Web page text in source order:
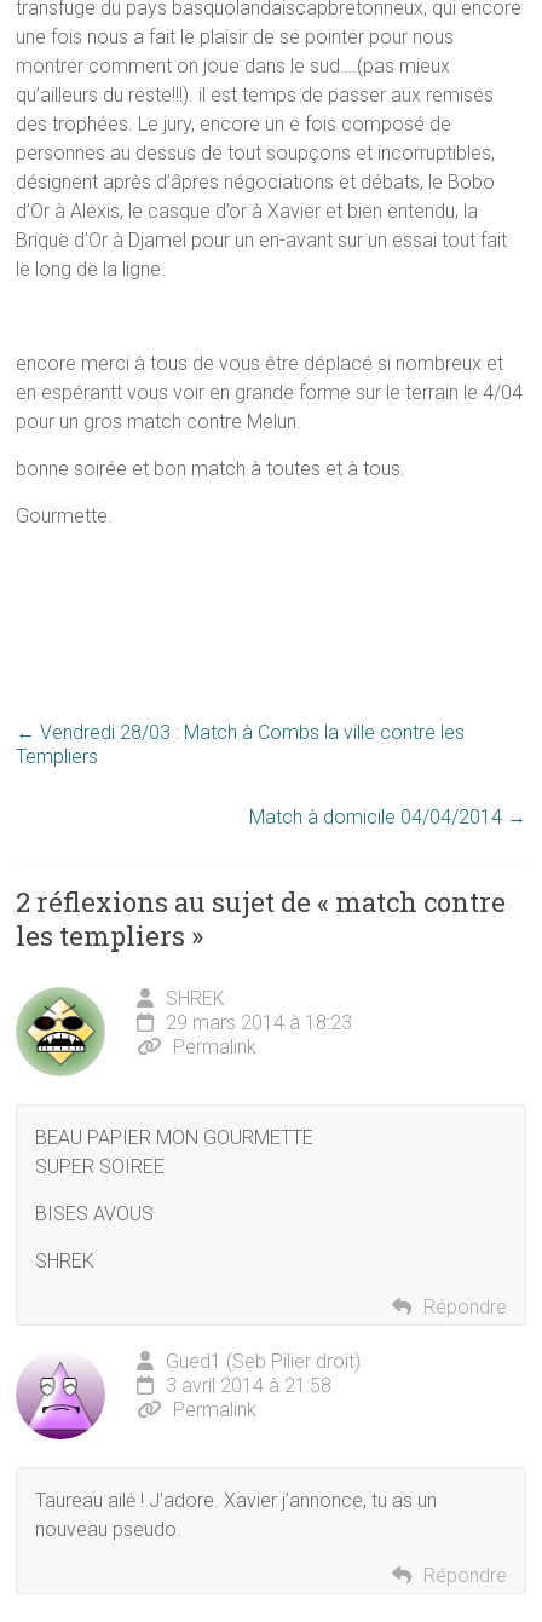
transfuge du pays basquolandaiscapbretonneux, qui encore
une fois nous a fait le plaisir de se pointer pour nous
montrer comment on joue dans le sud….(pas mieux
qu’ailleurs du reste!!!). il est temps de passer aux remises
des trophées. Le jury, encore un e fois composé de
personnes au dessus de tout soupçons et incorruptibles,
désignent après d’âpres négociations et débats, le Bobo
d’Or à Alexis, le casque d’or à Xavier et bien entendu, la
Brique d’Or à Djamel pour un en-avant sur un essai tout fait
le long de la ligne.
encore merci à tous de vous être déplacé si nombreux et
en espérantt vous voir en grande forme sur le terrain le 4/04
pour un gros match contre Melun.
bonne soirée et bon match à toutes et à tous.
Gourmette.
← Vendredi 28/03 : Match à Combs la ville contre les
Templiers
Match à domicile 04/04/2014 →
2 réflexions au sujet de « match contre
les templiers »
SHREK
29 mars 2014 à 18:23
Permalink
BEAU PAPIER MON GOURMETTE
SUPER SOIREE
BISES AVOUS
SHREK
Répondre
Gued1 (Seb Pilier droit)
3 avril 2014 à 21:58
Permalink
Taureau ailė ! J’adore. Xavier j’annonce, tu as un
nouveau pseudo.
Répondre